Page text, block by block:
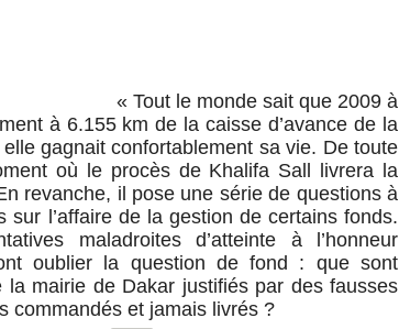
« Tout le monde sait que 2009 à
à 6.155 km de la caisse d’avance de la
gagnait confortablement sa vie. De toute
où le procès de Khalifa Sall livrera la
revanche, il pose une série de questions à
sur l’affaire de la gestion de certains fonds.
maladroites d’atteinte à l’honneur
oublier la question de fond : que sont
mairie de Dakar justifiés par des fausses
commandés et jamais livrés ?